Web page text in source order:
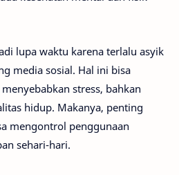
lupa waktu karena terlalu asyik
media sosial. Hal ini bisa
stress, bahkan
hidup. Makanya, penting
mengontrol penggunaan
sehari-hari.